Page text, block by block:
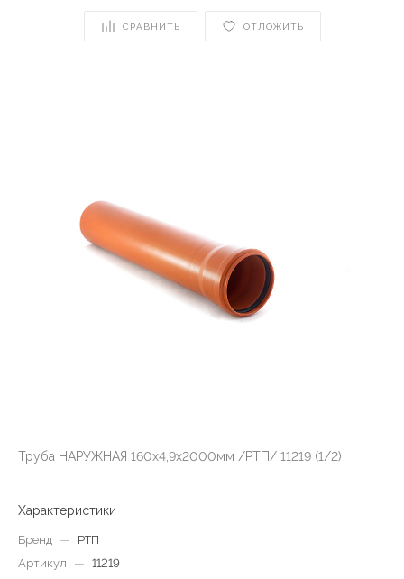
СРАВНИТЬ ОТЛОЖИТЬ
Труба НАРУЖНАЯ 160х4,9х2000мм /РТП/ 11219 (1/2)
Характеристики
Бренд —
РТП
Артикул
— 11219